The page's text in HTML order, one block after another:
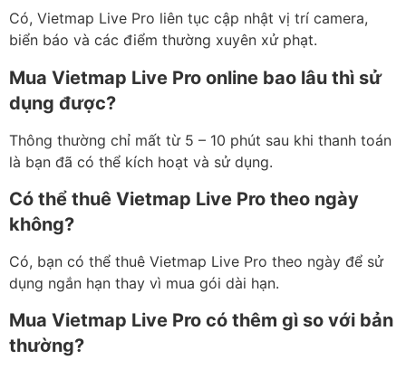
Có, Vietmap Live Pro liên tục cập nhật vị trí camera,
biển báo và các điểm thường xuyên xử phạt.
Mua Vietmap Live Pro online bao lâu thì sử
dụng được?
Thông thường chỉ mất từ 5 – 10 phút sau khi thanh toán
là bạn đã có thể kích hoạt và sử dụng.
Có thể thuê Vietmap Live Pro theo ngày
không?
Có, bạn có thể thuê Vietmap Live Pro theo ngày để sử
dụng ngắn hạn thay vì mua gói dài hạn.
Mua Vietmap Live Pro có thêm gì so với bản
thường?